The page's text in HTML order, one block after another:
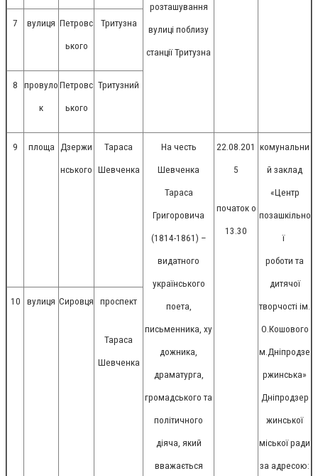
розташування
вулиці поблизу
станції Тритузна
7 вулиця Петровс
ького
Тритузна
8 провуло
к
Петровс
ького
Тритузний
9 площа Дзержи
нського
Тараса
Шевченка
На честь
Шевченка
Тараса
Григоровича
(1814-1861) –
видатного
українського
поета,
письменника, ху
дожника,
драматурга,
громадського та
політичного
діяча, який
вважається
22.08.201
5
початок о
13.30
комунальни
й заклад
«Центр
позашкільно
ї
роботи та
дитячої
творчості ім.
О.Кошового
м.Дніпродзе
ржинська»
Дніпродзер
жинської
міської ради
за адресою:
10 вулиця Сировця проспект
Тараса
Шевченка